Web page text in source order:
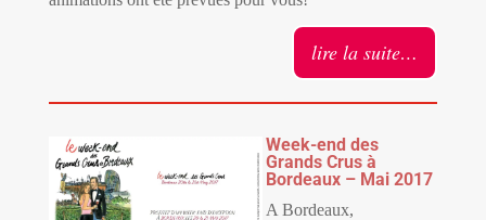
lire la suite…
Week-end des
Grands Crus à
Bordeaux – Mai 2017
A Bordeaux,